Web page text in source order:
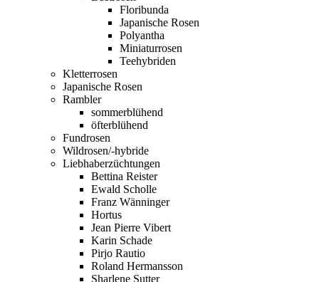
Floribunda
Japanische Rosen
Polyantha
Miniaturrosen
Teehybriden
Kletterrosen
Japanische Rosen
Rambler
sommerblühend
öfterblühend
Fundrosen
Wildrosen/-hybride
Liebhaberzüchtungen
Bettina Reister
Ewald Scholle
Franz Wänninger
Hortus
Jean Pierre Vibert
Karin Schade
Pirjo Rautio
Roland Hermansson
Sharlene Sutter